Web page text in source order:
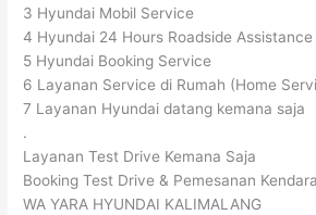
3 Hyundai Mobil Service
4 Hyundai 24 Hours Roadside Assistance
5 Hyundai Booking Service
6 Layanan Service di Rumah (Home
7 Layanan Hyundai datang kemana saja
.
Layanan Test Drive Kemana Saja
Booking Test Drive & Pemesanan
WA YARA HYUNDAI KALIMALANG